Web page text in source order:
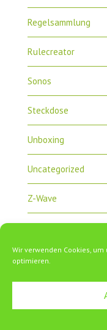
Wir verwenden Cookies,
optimieren.
Regelsammlung
Rulecreator
Sonos
Steckdose
Unboxing
Uncategorized
Z-Wave
ZipaTile